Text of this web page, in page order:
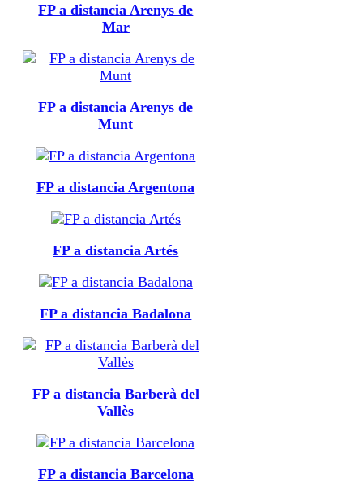
FP a distancia Arenys de
Mar
FP a distancia Arenys de
Munt
FP a distancia Argentona
FP a distancia Artés
FP a distancia Badalona
FP a distancia Barberà del
Vallès
FP a distancia Barcelona